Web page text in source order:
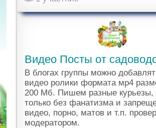
Видео Посты от
В блогах группы можно
видео ролики формата мр4
200 Мб. Пишем разные курьезы,
только без фанатизма и
видео, порно, матов и т.п.
модератором.